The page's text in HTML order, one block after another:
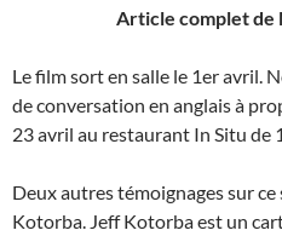
Article complet de
Le film sort en salle le 1er avril.
de conversation en anglais à
23 avril au restaurant In Situ de
Deux autres témoignages sur
Kotorba. Jeff Kotorba est un